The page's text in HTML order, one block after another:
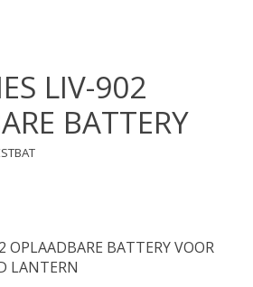
LIV-902
BATTERY
OPLAADBARE BATTERY VOOR
LANTERN